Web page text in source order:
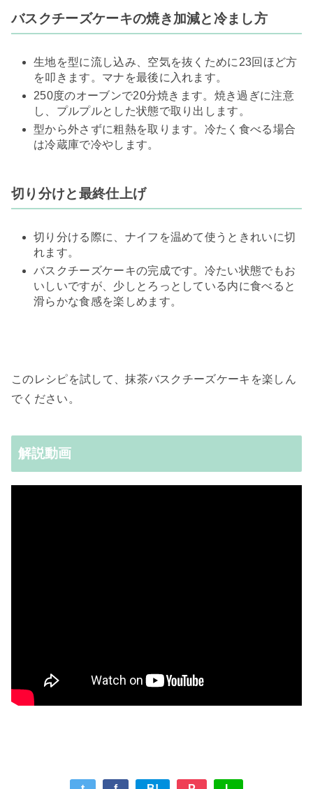
​バスクチーズケーキの焼き加減と冷まし方
生地を型に流し込み、空気を抜くために23回ほど方
を叩きます。マナを最後に入れます。
250度のオーブンで20分焼きます。焼き過ぎに注意
し、プルプルとした状態で取り出します。
型から外さずに粗熱を取ります。冷たく食べる場合
は冷蔵庫で冷やします。
​切り分けと最終仕上げ
切り分ける際に、ナイフを温めて使うときれいに切
れます。
バスクチーズケーキの完成です。冷たい状態でもお
いしいですが、少しとろっとしている内に食べると
滑らかな食感を楽しめます。
このレシピを試して、抹茶バスクチーズケーキを楽しん
でください。
解説動画